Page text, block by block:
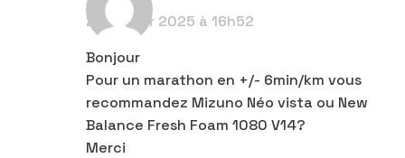
27 janvier 2025 à 16h52
Bonjour
Pour un marathon en +/- 6min/km vous
recommandez Mizuno Néo vista ou New
Balance Fresh Foam 1080 V14?
Merci